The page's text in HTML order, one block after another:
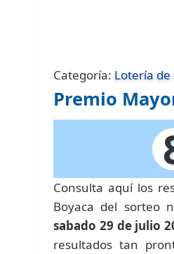
Categoría: Lotería de
Premio
Consulta aquí los
Boyaca del sorteo
sabado 29 de julio
resultados tan